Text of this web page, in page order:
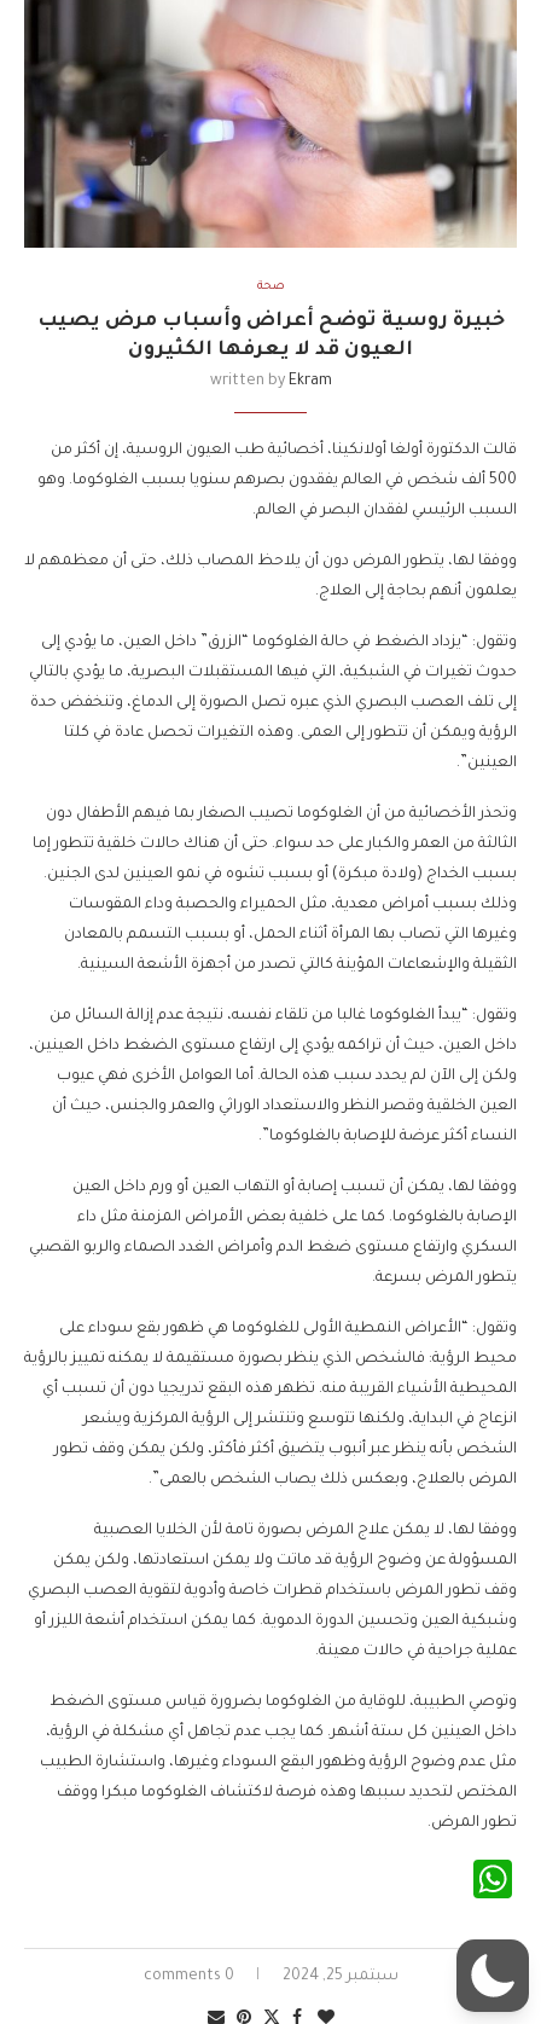
صحة
خبيرة روسية توضح أعراض وأسباب مرض يصيب
العيون قد لا يعرفها الكثيرون
written by Ekram
قالت الدكتورة أولغا أولانكينا، أخصائية طب العيون الروسية، إن أكثر من
500 ألف شخص في العالم يفقدون بصرهم سنويا بسبب الغلوكوما. وهو
السبب الرئيسي لفقدان البصر في العالم.
ووفقا لها، يتطور المرض دون أن يلاحظ المصاب ذلك، حتى أن معظمهم لا
يعلمون أنهم بحاجة إلى العلاج.
وتقول: “يزداد الضغط في حالة الغلوكوما “الزرق” داخل العين، ما يؤدي إلى
حدوث تغيرات في الشبكية، التي فيها المستقبلات البصرية، ما يؤدي بالتالي
إلى تلف العصب البصري الذي عبره تصل الصورة إلى الدماغ، وتنخفض حدة
الرؤية ويمكن أن تتطور إلى العمى. وهذه التغيرات تحصل عادة في كلتا
العينين”.
وتحذر الأخصائية من أن الغلوكوما تصيب الصغار بما فيهم الأطفال دون
الثالثة من العمر والكبار على حد سواء. حتى أن هناك حالات خلقية تتطور إما
بسبب الخداج (ولادة مبكرة) أو بسبب تشوه في نمو العينين لدى الجنين.
وذلك بسبب أمراض معدية، مثل الحميراء والحصبة وداء المقوسات
وغيرها التي تصاب بها المرأة أثناء الحمل، أو بسبب التسمم بالمعادن
الثقيلة والإشعاعات المؤينة كالتي تصدر من أجهزة الأشعة السينية.
وتقول: “يبدأ الغلوكوما غالبا من تلقاء نفسه، نتيجة عدم إزالة السائل من
داخل العين، حيث أن تراكمه يؤدي إلى ارتفاع مستوى الضغط داخل العينين،
ولكن إلى الآن لم يحدد سبب هذه الحالة. أما العوامل الأخرى فهي عيوب
العين الخلقية وقصر النظر والاستعداد الوراثي والعمر والجنس، حيث أن
النساء أكثر عرضة للإصابة بالغلوكوما”.
ووفقا لها، يمكن أن تسبب إصابة أو التهاب العين أو ورم داخل العين
الإصابة بالغلوكوما. كما على خلفية بعض الأمراض المزمنة مثل داء
السكري وارتفاع مستوى ضغط الدم وأمراض الغدد الصماء والربو القصبي
يتطور المرض بسرعة.
وتقول: “الأعراض النمطية الأولى للغلوكوما هي ظهور بقع سوداء على
محيط الرؤية: فالشخص الذي ينظر بصورة مستقيمة لا يمكنه تمييز بالرؤية
المحيطية الأشياء القريبة منه. تظهر هذه البقع تدريجيا دون أن تسبب أي
انزعاج في البداية، ولكنها تتوسع وتنتشر إلى الرؤية المركزية ويشعر
الشخص بأنه ينظر عبر أنبوب يتضيق أكثر فأكثر، ولكن يمكن وقف تطور
المرض بالعلاج، وبعكس ذلك يصاب الشخص بالعمى”.
ووفقا لها، لا يمكن علاج المرض بصورة تامة لأن الخلايا العصبية
المسؤولة عن وضوح الرؤية قد ماتت ولا يمكن استعادتها، ولكن يمكن
وقف تطور المرض باستخدام قطرات خاصة وأدوية لتقوية العصب البصري
وشبكية العين وتحسين الدورة الدموية. كما يمكن استخدام أشعة الليزر أو
عملية جراحية في حالات معينة.
وتوصي الطبيبة، للوقاية من الغلوكوما بضرورة قياس مستوى الضغط
داخل العينين كل ستة أشهر. كما يجب عدم تجاهل أي مشكلة في الرؤية،
مثل عدم وضوح الرؤية وظهور البقع السوداء وغيرها، واستشارة الطبيب
المختص لتحديد سببها وهذه فرصة لاكتشاف الغلوكوما مبكرا ووقف
تطور المرض.
سبتمبر 25, 2024 0 comments